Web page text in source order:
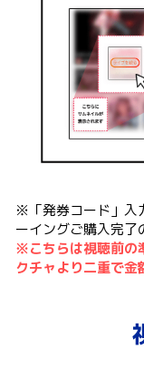
※「発券コード」入
ーイングご購入完了
※こちらは視聴前の
クチャより二重で金